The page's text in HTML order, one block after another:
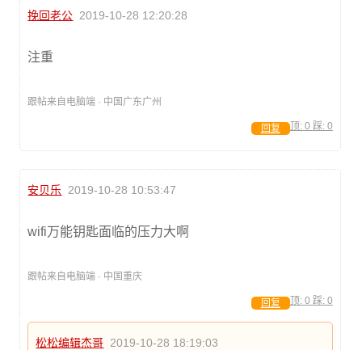
挽回老公 2019-10-28 12:20:28
注重
跟帖来自电脑端 · 中国广东广州
顶: 0 踩: 0
回复
安贝乐 2019-10-28 10:53:47
wifi万能钥匙面临的压力大啊
跟帖来自电脑端 · 中国重庆
顶: 0 踩: 0
回复
松松编辑杰哥 2019-10-28 18:19:03